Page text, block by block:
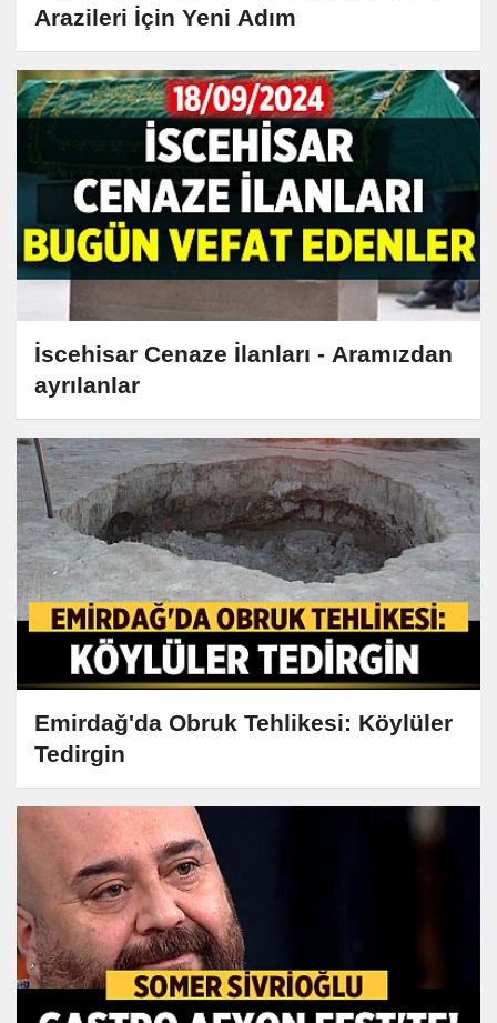
Arazileri İçin Yeni Adım
İscehisar Cenaze İlanları - Aramızdan
ayrılanlar
Emirdağ'da Obruk Tehlikesi: Köylüler
Tedirgin